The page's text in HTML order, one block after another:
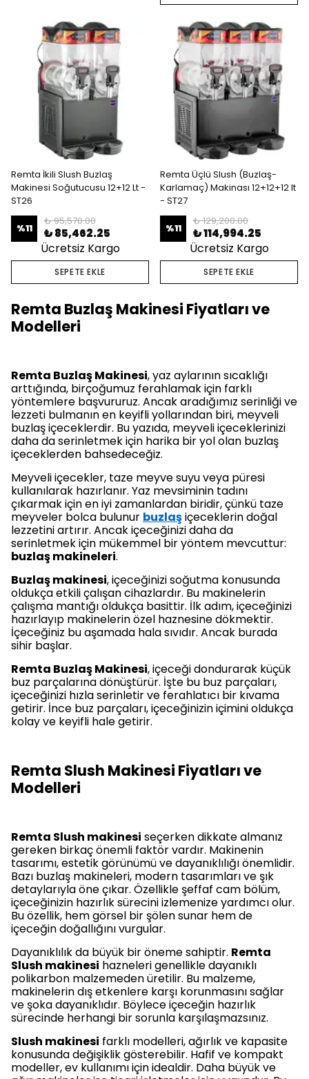
Remta İkili Slush Buzlaş
Makinesi Soğutucusu 12+12 Lt -
ST26
%11
₺ 95,570.00
₺ 85,462.25
Ücretsiz Kargo
SEPETE EKLE
Remta Üçlü Slush (Buzlaş-
Karlamaç) Makinası 12+12+12 lt
- ST27
%11
₺ 129,200.00
₺ 114,994.25
Ücretsiz Kargo
SEPETE EKLE
Remta Buzlaş Makinesi Fiyatları ve
Modelleri
Remta Buzlaş Makinesi, yaz aylarının sıcaklığı
arttığında, birçoğumuz ferahlamak için farklı
yöntemlere başvururuz. Ancak aradığımız serinliği ve
lezzeti bulmanın en keyifli yollarından biri, meyveli
buzlaş içeceklerdir. Bu yazıda, meyveli içeceklerinizi
daha da serinletmek için harika bir yol olan buzlaş
içeceklerden bahsedeceğiz.
Meyveli içecekler, taze meyve suyu veya püresi
kullanılarak hazırlanır. Yaz mevsiminin tadını
çıkarmak için en iyi zamanlardan biridir, çünkü taze
meyveler bolca bulunur buzlaşiçeceklerin doğal
lezzetini artırır. Ancak içeceğinizi daha da
serinletmek için mükemmel bir yöntem mevcuttur:
buzlaş makineleri.
Buzlaş makinesi, içeceğinizi soğutma konusunda
oldukça etkili çalışan cihazlardır. Bu makinelerin
çalışma mantığı oldukça basittir. İlk adım, içeceğinizi
hazırlayıp makinelerin özel haznesine dökmektir.
İçeceğiniz bu aşamada hala sıvıdır. Ancak burada
sihir başlar.
Remta Buzlaş Makinesi, içeceği dondurarak küçük
buz parçalarına dönüştürür. İşte bu buz parçaları,
içeceğinizi hızla serinletir ve ferahlatıcı bir kıvama
getirir. İnce buz parçaları, içeceğinizin içimini oldukça
kolay ve keyifli hale getirir.
Remta Slush Makinesi Fiyatları ve
Modelleri
Remta Slush makinesi seçerken dikkate almanız
gereken birkaç önemli faktör vardır. Makinenin
tasarımı, estetik görünümü ve dayanıklılığı önemlidir.
Bazı buzlaş makineleri, modern tasarımları ve şık
detaylarıyla öne çıkar. Özellikle şeffaf cam bölüm,
içeceğinizin hazırlık sürecini izlemenize yardımcı olur.
Bu özellik, hem görsel bir şölen sunar hem de
içeceğin doğallığını vurgular.
Dayanıklılık da büyük bir öneme sahiptir. Remta
Slush makinesi hazneleri genellikle dayanıklı
polikarbon malzemeden üretilir. Bu malzeme,
makinelerin dış etkenlere karşı korunmasını sağlar
ve şoka dayanıklıdır. Böylece içeceğin hazırlık
sürecinde herhangi bir sorunla karşılaşmazsınız.
Slush makinesi farklı modelleri, ağırlık ve kapasite
konusunda değişiklik gösterebilir. Hafif ve kompakt
modeller, ev kullanımı için idealdir. Daha büyük ve